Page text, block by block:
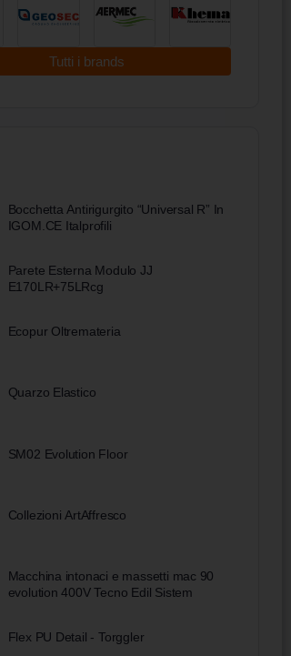
Tutti i brands
Bocchetta Antirigurgito “Universal R” In
IGOM.CE Italprofili
Parete Esterna Modulo JJ
E170LR+75LRcg
Ecopur Oltremateria
Quarzo Elastico
SM02 Evolution Floor
Collezioni ArtAffresco
Macchina intonaci e massetti mac 90
evolution 400V Tecno Edil Sistem
Flex PU Detail - Torggler